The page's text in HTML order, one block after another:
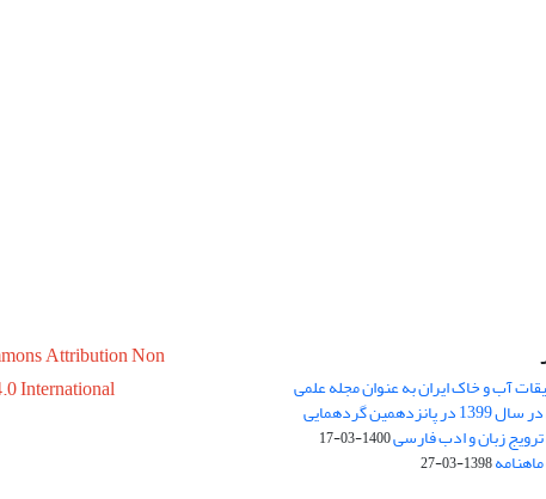
آب و خاک ایران به عنوان مجله علمی
برتر فارسی زبان در سال 1399 در پانزدهمین گردهمایی
ترویج زبان و ادب فارسی1400-03-17
1398-03-27
Attribution Non
International